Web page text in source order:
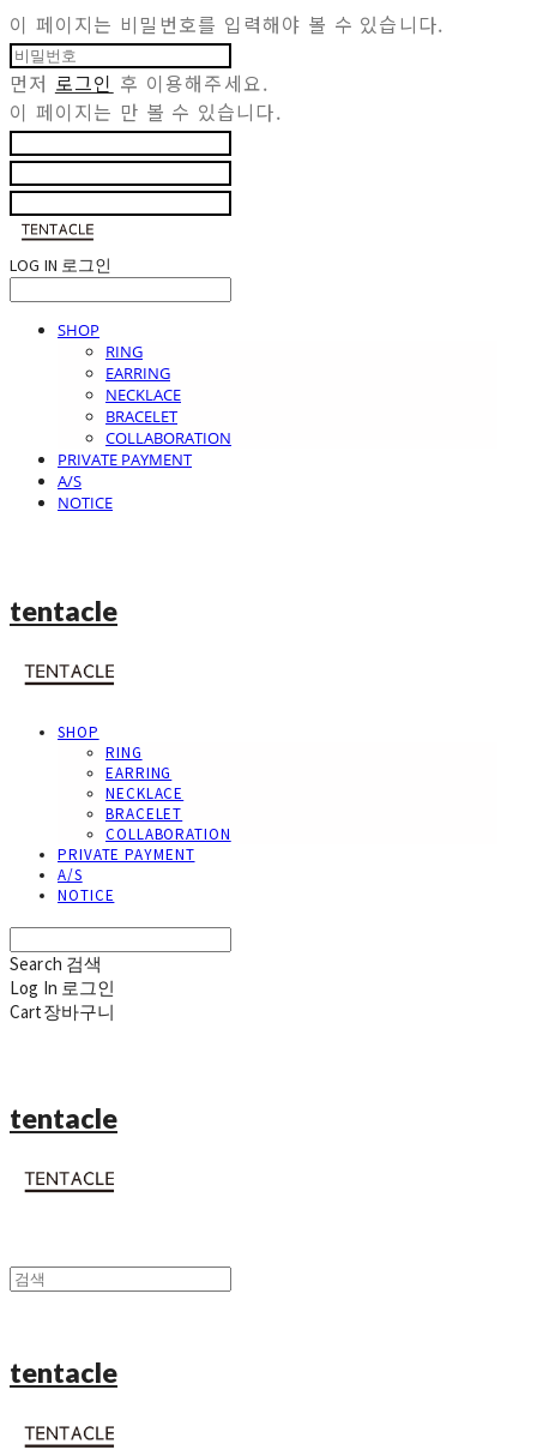
이 페이지는 비밀번호를 입력해야 볼 수 있습니다.
먼저 로그인 후 이용해주세요.
이 페이지는 만 볼 수 있습니다.
LOG IN 로그인
SHOP
RING
EARRING
NECKLACE
BRACELET
COLLABORATION
PRIVATE PAYMENT
A/S
NOTICE
tentacle
SHOP
RING
EARRING
NECKLACE
BRACELET
COLLABORATION
PRIVATE PAYMENT
A/S
NOTICE
Search 검색
Log In 로그인
Cart장바구니
tentacle
tentacle